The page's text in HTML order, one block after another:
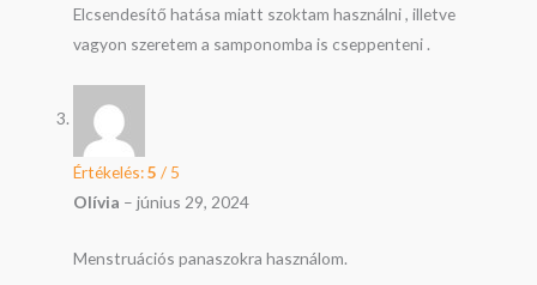
Elcsendesítő hatása miatt szoktam használni , illetve
vagyon szeretem a samponomba is cseppenteni .
Értékelés:5 / 5
Olívia – június 29, 2024
Menstruációs panaszokra használom.